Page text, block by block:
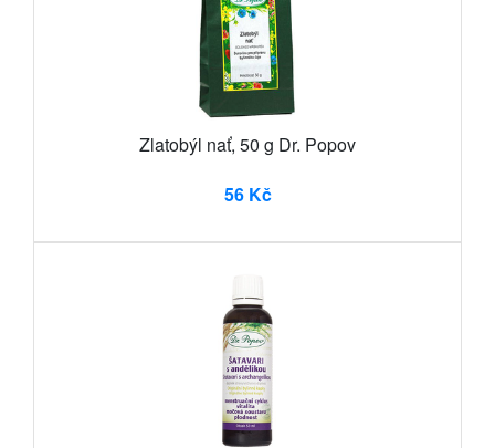
Zlatobýl nať, 50 g Dr. Popov
56 Kč